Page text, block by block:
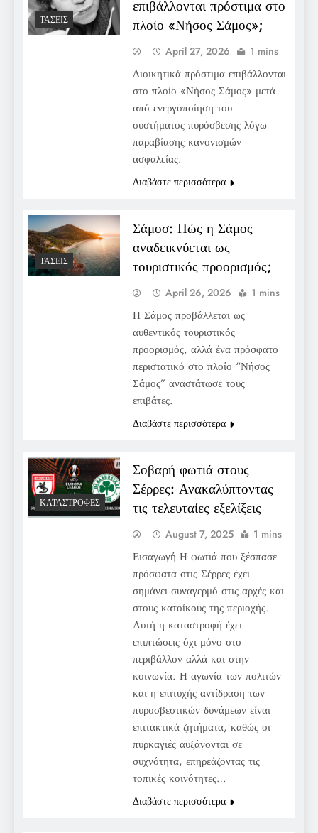
ΤΆΣΕΙΣ
επιβάλλονται πρόστιμα στο
πλοίο «Νήσος Σάμος»;
April 27, 2026 1 mins
Διοικητικά πρόστιμα επιβάλλονται
στο πλοίο «Νήσος Σάμος» μετά
από ενεργοποίηση του
συστήματος πυρόσβεσης λόγω
παραβίασης κανονισμών
ασφαλείας.
Διαβάστε περισσότερα
ΤΆΣΕΙΣ
Σάμοσ: Πώς η Σάμος
αναδεικνύεται ως
τουριστικός προορισμός;
April 26, 2026 1 mins
Η Σάμος προβάλλεται ως
αυθεντικός τουριστικός
προορισμός, αλλά ένα πρόσφατο
περιστατικό στο πλοίο “Νήσος
Σάμος” αναστάτωσε τους
επιβάτες.
Διαβάστε περισσότερα
ΚΑΤΑΣΤΡΟΦΈΣ
Σοβαρή φωτιά στους
Σέρρες: Ανακαλύπτοντας
τις τελευταίες εξελίξεις
August 7, 2025 1 mins
Εισαγωγή Η φωτιά που ξέσπασε
πρόσφατα στις Σέρρες έχει
σημάνει συναγερμό στις αρχές και
στους κατοίκους της περιοχής.
Αυτή η καταστροφή έχει
επιπτώσεις όχι μόνο στο
περιβάλλον αλλά και στην
κοινωνία. Η αγωνία των πολιτών
και η επιτυχής αντίδραση των
πυροσβεστικών δυνάμεων είναι
επιτακτικά ζητήματα, καθώς οι
πυρκαγιές αυξάνονται σε
συχνότητα, επηρεάζοντας τις
τοπικές κοινότητες…
Διαβάστε περισσότερα